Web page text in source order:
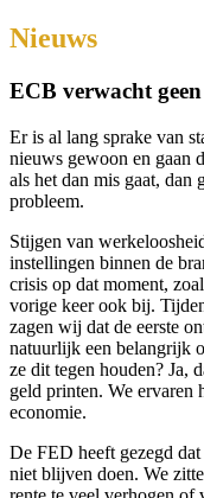
Nieuws
ECB verwacht
Er is al lang sprake van
nieuws gewoon en gaan
als het dan mis gaat, dan
probleem.
Stijgen van
instellingen binnen de
crisis op dat moment,
vorige keer ook bij.
zagen wij dat de eerste
natuurlijk een belangrijk
ze dit tegen houden? Ja,
geld printen. We ervaren
economie.
De FED heeft gezegd
niet blijven doen. We